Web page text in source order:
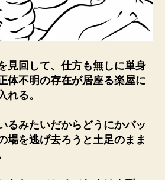
見回して、仕方も無しに単身
体不明の存在が居座る楽屋に
れる。
るみたいだからどうにかバッ
場を逃げ去ろうと土足のまま